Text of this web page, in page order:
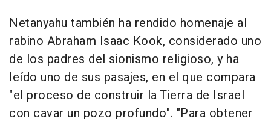
Netanyahu también ha rendido homenaje al
rabino Abraham Isaac Kook, considerado uno
de los padres del sionismo religioso, y ha
leído uno de sus pasajes, en el que compara
"el proceso de construir la Tierra de Israel
con cavar un pozo profundo". "Para obtener